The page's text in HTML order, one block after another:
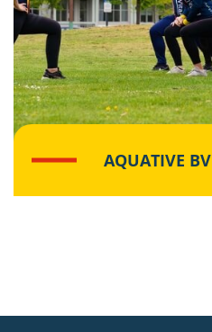
AQUATIVE BV